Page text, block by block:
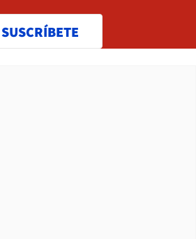
SUSCRÍBETE